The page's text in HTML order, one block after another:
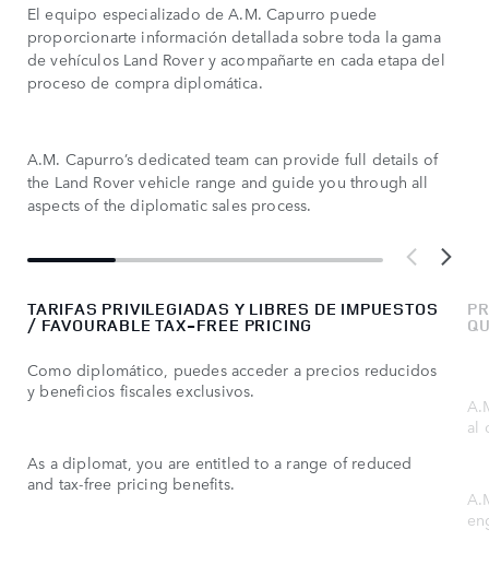
El equipo especializado de A.M. Capurro puede
proporcionarte información detallada sobre toda la gama
de vehículos Land Rover y acompañarte en cada etapa del
proceso de compra diplomática.
A.M. Capurro’s dedicated team can provide full details of
the Land Rover vehicle range and guide you through all
aspects of the diplomatic sales process.​
TARIFAS PRIVILEGIADAS Y LIBRES DE IMPUESTOS
/ FAVOURABLE TAX-FREE PRICING​
Como diplomático, puedes acceder a precios reducidos
y beneficios fiscales exclusivos.
As a diplomat, you are entitled to a range of reduced
and tax-free pricing benefits.​
al